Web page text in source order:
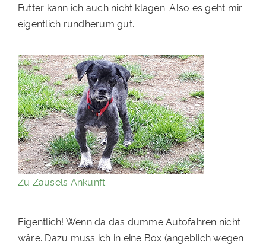
RATGEBER
Futter kann ich auch nicht klagen. Also es geht mir
eigentlich rundherum gut.
Zu Zausels Ankunft
Eigentlich! Wenn da das dumme Autofahren nicht
wäre. Dazu muss ich in eine Box (angeblich wegen